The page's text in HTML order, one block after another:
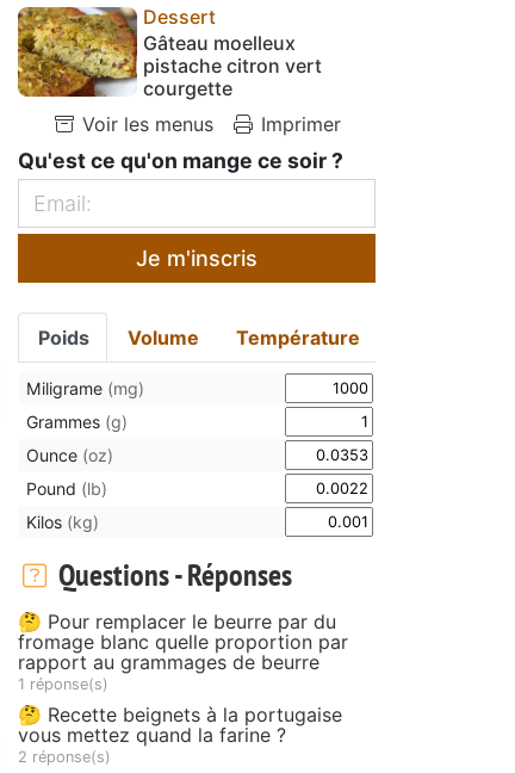
Dessert
Gâteau moelleux
pistache citron vert
courgette
Voir les menus
Imprimer
Qu'est ce qu'on mange ce soir ?
Je m'inscris
Poids Volume Température
Miligrame (mg)
Grammes (g)
Ounce (oz)
Pound (lb)
Kilos (kg)
Questions - Réponses
🤔 Pour remplacer le beurre par du
fromage blanc quelle proportion par
rapport au grammages de beurre
1 réponse(s)
🤔 Recette beignets à la portugaise
vous mettez quand la farine ?
2 réponse(s)